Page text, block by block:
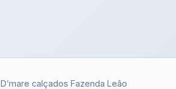
D’mare calçados Fazenda Leão